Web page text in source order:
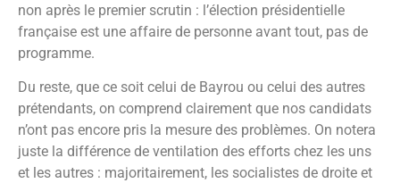
non après le premier scrutin : l’élection présidentielle
française est une affaire de personne avant tout, pas de
programme.
Du reste, que ce soit celui de Bayrou ou celui des autres
prétendants, on comprend clairement que nos candidats
n’ont pas encore pris la mesure des problèmes. On notera
juste la différence de ventilation des efforts chez les uns
et les autres : majoritairement, les socialistes de droite et